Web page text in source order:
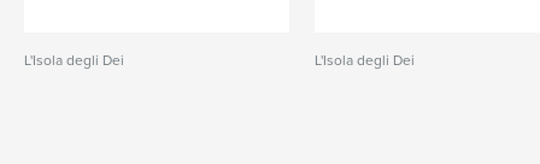
L'Isola degli Dei L'Isola degli Dei